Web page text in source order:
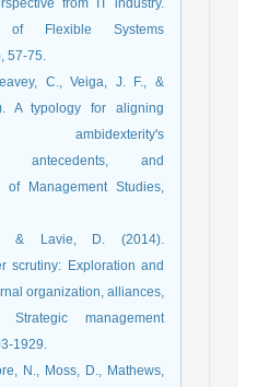
from IT industry.
of Flexible Systems
57-75.
C., Veiga, J. F., &
A typology for aligning
ambidexterity's
antecedents, and
of Management Studies,
& Lavie, D. (2014).
scrutiny: Exploration and
organization, alliances,
Strategic management
1929.
N., Moss, D., Mathews,